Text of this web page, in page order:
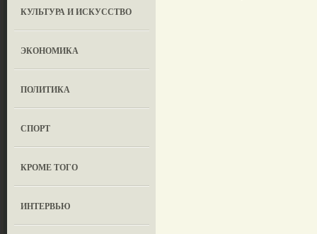
КУЛЬТУРА И ИСКУССТВО
ЭКОНОМИКА
ПОЛИТИКА
СПОРТ
КРОМЕ ТОГО
ИНТЕРВЬЮ